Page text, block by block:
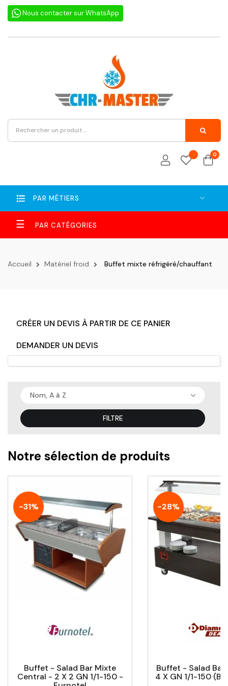
Nous contacter sur WhatsApp
0
PAR MÉTIERS
Basculer
la
navigation
☰
Accueil Matériel froid Buffet mixte réfrigéré/chauffant
CRÉER UN DEVIS À PARTIR DE CE PANIER
DEMANDER UN DEVIS
Nom, A à Z
FILTRE
Notre sélection de produits
-31%
Buffet - Salad Bar Mixte
Central - 2 X 2 GN 1/1-150 -
-28%
Buffet - Salad Bar
4 X GN 1/1-150